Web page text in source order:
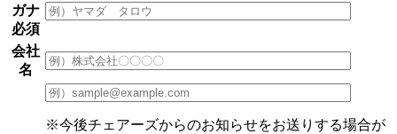
ガナ
必須
会社
名
※今後チェアーズからのお知らせをお送りする場合が